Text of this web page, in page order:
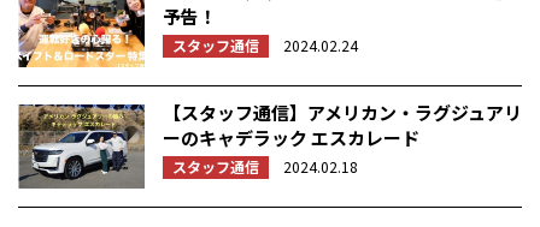
予告！
スタッフ通信 2024.02.24
【スタッフ通信】アメリカン・ラグジュアリ
ーのキャデラック エスカレード
スタッフ通信 2024.02.18